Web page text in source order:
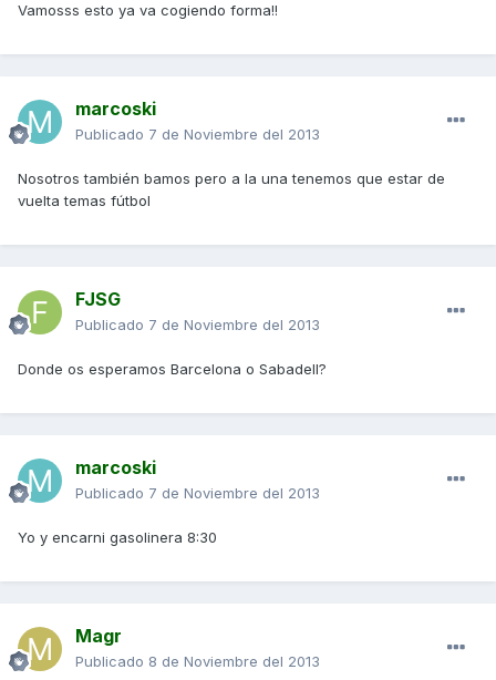
Vamosss esto ya va cogiendo forma!!
marcoski
Publicado 7 de Noviembre del 2013
Nosotros también bamos pero a la una tenemos que estar de
vuelta temas fútbol
FJSG
Publicado 7 de Noviembre del 2013
Donde os esperamos Barcelona o Sabadell?
marcoski
Publicado 7 de Noviembre del 2013
Yo y encarni gasolinera 8:30
Magr
Publicado 8 de Noviembre del 2013